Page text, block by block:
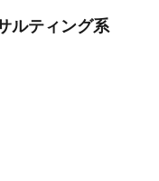
ルティング系